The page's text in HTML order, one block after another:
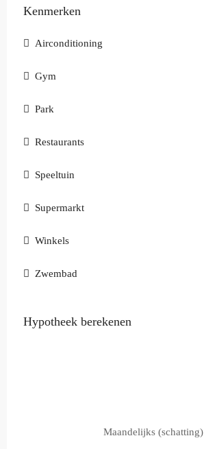
Kenmerken
Airconditioning
Gym
Park
Restaurants
Speeltuin
Supermarkt
Winkels
Zwembad
Hypotheek berekenen
Maandelijks (schatting)